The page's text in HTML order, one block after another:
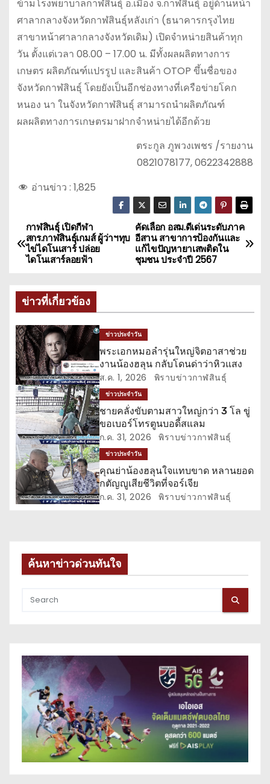
ข้ามโรงพยาบาลกาฬสินธุ์ อ.เมือง จ.กาฬสินธุ์ อยู่ด้านหน้า
ศาลากลางจังหวัดกาฬสินธุ์หลังเก่า (ธนาคารกรุงไทย
สาขาหน้าศาลากลางจังหวัดเดิม) เปิดจำหน่ายสินค้าทุก
วัน ตั้งแต่เวลา 08.00 – 17.00 น. มีทั้งผลผลิตทางการ
เกษตร ผลิตภัณฑ์แปรรูป และสินค้า OTOP ขึ้นชื่อของ
จังหวัดกาฬสินธุ์ โดยยังเป็นอีกช่องทางที่เครือข่ายโคก
หนอง นา ในจังหวัดกาฬสินธุ์ สามารถนำผลิตภัณฑ์
ผลผลิตทางการเกษตรมาฝากจำหน่ายได้อีกด้วย
ตระกูล ภูพวงเพชร /รายงาน
0821078177, 0622342888
อ่านข่าว : 1,825
แ
น
แ
น
ว
เ
รื่
อ
ง
คัดเลือก อสม.ดีเด่นระดับภาค
อีสาน สาขาการป้องกันและ
แก้ไขปัญหายาเสพติดใน
ชุมชน ประจำปี 2567
กาฬสินธุ์ เปิดกีฬา
สกร.กาฬสินธุ์เกมส์ ผู้ว่าฯทุบ
ไข่ไดโนเสาร์ ปล่อย
ไดโนเสาร์ลอยฟ้า
ข่าวที่เกี่ยวข้อง
ข่าวประจำวัน
พระเอกหมอลำรุ่นใหญ่จิตอาสาช่วย
งานน้องฮลุน กลับโดนด่าว่าหิวแสง
ส.ค. 1, 2026 พิราบข่าวกาฬสินธุ์
ข่าวประจำวัน
ชายคลั่งขับตามสาวใหญ่กว่า 3 โล ขู่
ขอเบอร์โทรตูนบอดี้สแลม
ก.ค. 31, 2026 พิราบข่าวกาฬสินธุ์
ข่าวประจำวัน
คุณย่าน้องฮลุนใจแทบขาด หลานยอด
กตัญญูเสียชีวิตที่จอร์เจีย
ก.ค. 31, 2026 พิราบข่าวกาฬสินธุ์
ค้นหาข่าวด่วนทันใจ